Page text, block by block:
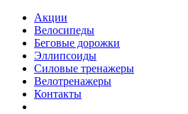
Акции
Велосипеды
Беговые дорожки
Эллипсоиды
Силовые тренажеры
Велотренажеры
Контакты